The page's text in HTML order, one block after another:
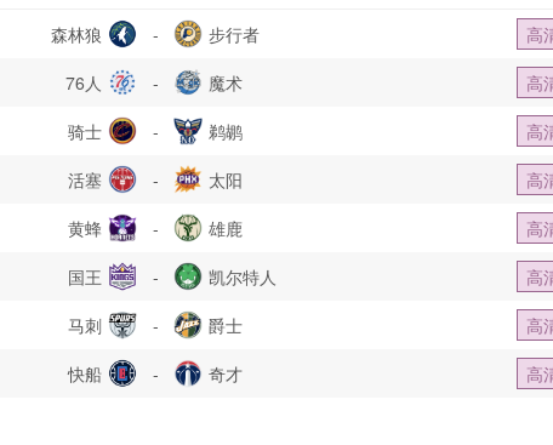
森林狼 - 步行者
高
76人 - 魔术
高
骑士 - 鹈鹕
高
活塞 - 太阳
高
黄蜂 - 雄鹿
高
国王 - 凯尔特人
高
马刺 - 爵士
高
快船 - 奇才 高